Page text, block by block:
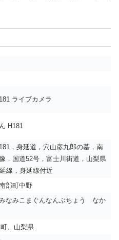
ライブカメラ
H181
，身延道，穴山彦九郎の墓，南
，国道52号，富士川街道，山梨県
線，身延線付近
部町中野
なみこまぐんなんぶちょう なか
、山梨県